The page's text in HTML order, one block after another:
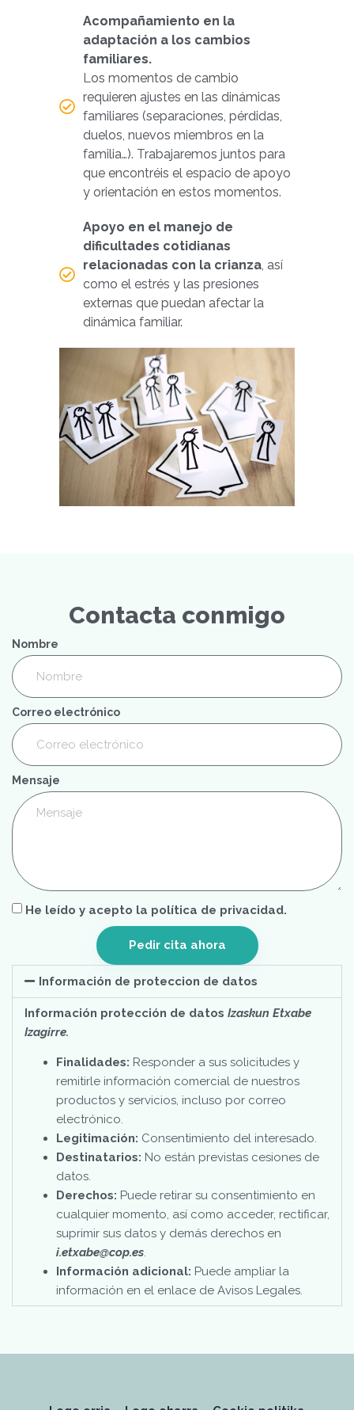
Acompañamiento en la
adaptación a los cambios
familiares.
Los momentos de cambio
requieren ajustes en las dinámicas
familiares (separaciones, pérdidas,
duelos, nuevos miembros en la
familia…). Trabajaremos juntos para
que encontréis el espacio de apoyo
y orientación en estos momentos.
Apoyo en el manejo de
dificultades cotidianas
relacionadas con la crianza , así
como el estrés y las presiones
externas que puedan afectar la
dinámica familiar.
Contacta conmigo
Nombre
Correo electrónico
Mensaje
He leído y acepto la política de privacidad.
Pedir cita ahora
Información de proteccion de datos
Información protección de datos Izaskun Etxabe
Izagirre.
Finalidades: Responder a sus solicitudes y
remitirle información comercial de nuestros
productos y servicios, incluso por correo
electrónico.
Legitimación: Consentimiento del interesado.
Destinatarios: No están previstas cesiones de
datos.
Derechos: Puede retirar su consentimiento en
cualquier momento, así como acceder, rectificar,
suprimir sus datos y demás derechos en
i.etxabe@cop.es.
Información adicional: Puede ampliar la
información en el enlace de Avisos Legales.